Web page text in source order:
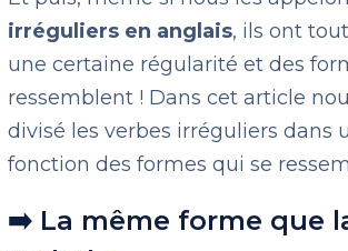
irréguliers en anglais, ils ont
une certaine régularité et des
ressemblent ! Dans cet article
divisé les verbes irréguliers dans
fonction des formes qui se
➡️ La même forme que